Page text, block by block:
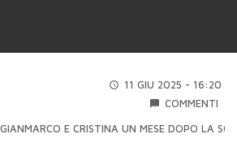
11 GIU 2025 - 16:20
COMMENTI
GIANMARCO E CRISTINA UN MESE DOPO LA